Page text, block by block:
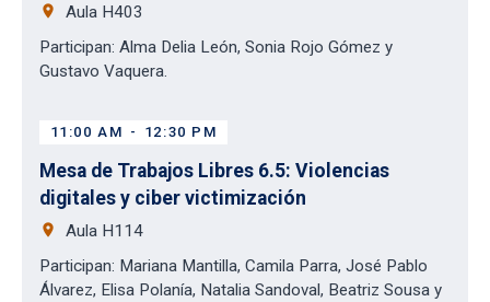
place
Aula H403
Participan: Alma Delia León, Sonia Rojo Gómez y
Gustavo Vaquera.
11:00 AM - 12:30 PM
Mesa de Trabajos Libres 6.5: Violencias
digitales y ciber victimización
place
Aula H114
Participan: Mariana Mantilla, Camila Parra, José Pablo
Álvarez, Elisa Polanía, Natalia Sandoval, Beatriz Sousa y